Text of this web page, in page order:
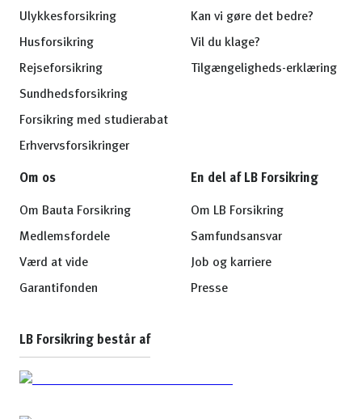
Ulykkesforsikring
Husforsikring
Rejseforsikring
Sundhedsforsikring
Forsikring med studierabat
Erhvervsforsikringer
Kan vi gøre det bedre?
Vil du klage?
Tilgængeligheds-erklæring
Om os
Om Bauta Forsikring
Medlemsfordele
Værd at vide
Garantifonden
En del af LB Forsikring
Om LB Forsikring
Samfundsansvar
Job og karriere
Presse
LB Forsikring består af